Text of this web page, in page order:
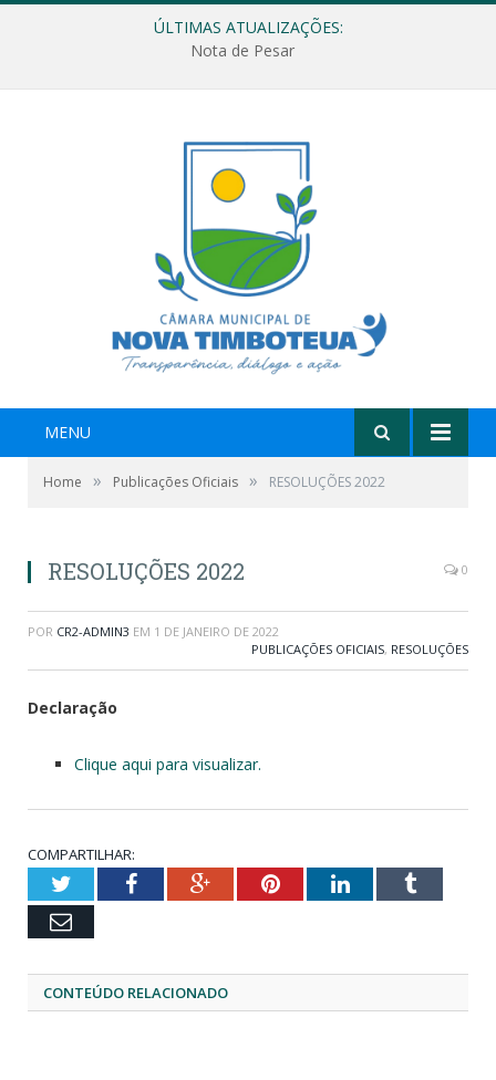
ÚLTIMAS ATUALIZAÇÕES:
Nota de Pesar
MENU
Home » Publicações Oficiais » RESOLUÇÕES 2022
RESOLUÇÕES 2022 0
POR CR2-ADMIN3 EM 1 DE JANEIRO DE 2022
PUBLICAÇÕES OFICIAIS, RESOLUÇÕES
Declaração
Clique aqui para visualizar.
COMPARTILHAR:
TwitterFacebookGoogle+PinterestLinkedInTumblr
Email
CONTEÚDO RELACIONADO